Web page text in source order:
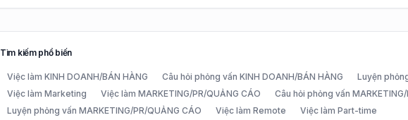
Tìm kiếm phổ biến
Việc làm KINH DOANH/BÁN HÀNG Câu hỏi phỏng vấn KINH DOANH/BÁN HÀNG Luyện
Việc làm Marketing
Việc làm MARKETING/PR/QUẢNG CÁO
Câu hỏi phỏng vấn
Luyện phỏng vấn MARKETING/PR/QUẢNG CÁO
Việc làm Remote
Việc làm Part-time